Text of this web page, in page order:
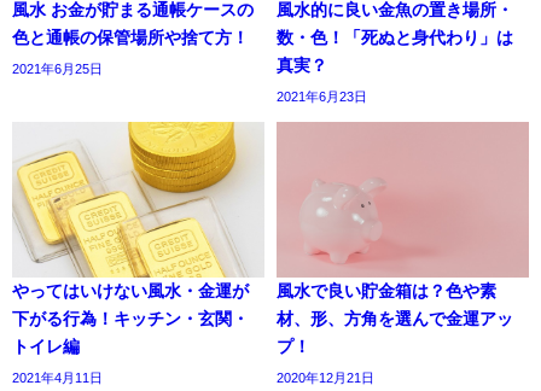
風水 お金が貯まる通帳ケースの
色と通帳の保管場所や捨て方！
2021年6月25日
風水的に良い金魚の置き場所・
数・色！「死ぬと身代わり」は
真実？
2021年6月23日
やってはいけない風水・金運が
下がる行為！キッチン・玄関・
トイレ編
2021年4月11日
風水で良い貯金箱は？色や素
材、形、方角を選んで金運アッ
プ！
2020年12月21日